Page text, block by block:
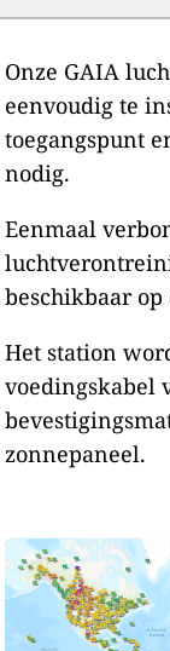
Onze GAIA
eenvoudig te
toegangspunt
nodig.
Eenmaal
beschikbaar
Het station
voedingskabel
zonnepaneel.